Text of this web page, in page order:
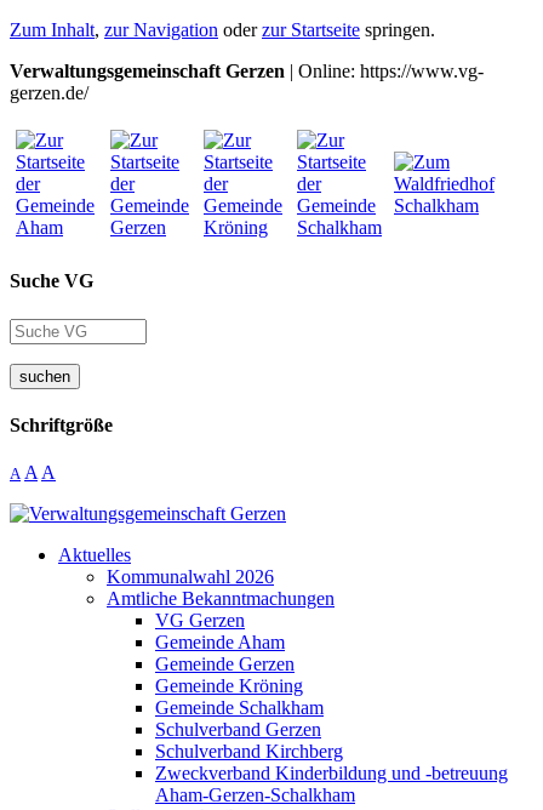
Zum Inhalt, zur Navigation oderzur Startseite springen.
Verwaltungsgemeinschaft Gerzen | Online: https://www.vg-
gerzen.de/
Suche VG
suchen
Schriftgröße
A A A
Aktuelles
Kommunalwahl 2026
Amtliche Bekanntmachungen
VG Gerzen
Gemeinde Aham
Gemeinde Gerzen
Gemeinde Kröning
Gemeinde Schalkham
Schulverband Gerzen
Schulverband Kirchberg
Zweckverband Kinderbildung und -betreuung
Aham-Gerzen-Schalkham